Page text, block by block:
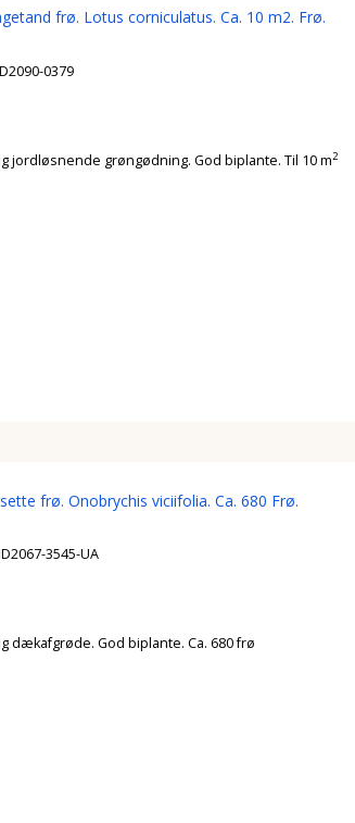
frø. Lotus corniculatus. Ca. 10 m2. Frø.
0379
jordløsnende grøngødning. God biplante. Til 10 m2
frø. Onobrychis viciifolia. Ca. 680 Frø.
3545-UA
dækafgrøde. God biplante. Ca. 680 frø